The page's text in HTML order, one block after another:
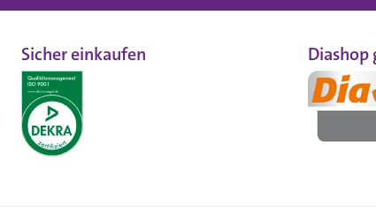
Sicher einkaufen Diashop